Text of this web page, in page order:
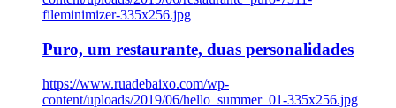
fileminimizer-335x256.jpg
Puro, um restaurante, duas personalidades
https://www.ruadebaixo.com/wp-
content/uploads/2019/06/hello_summer_01-335x256.jpg